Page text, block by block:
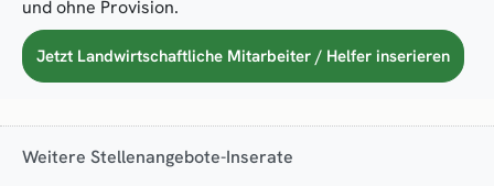
und ohne Provision.
Jetzt Landwirtschaftliche Mitarbeiter / Helfer inserieren
Weitere Stellenangebote-Inserate